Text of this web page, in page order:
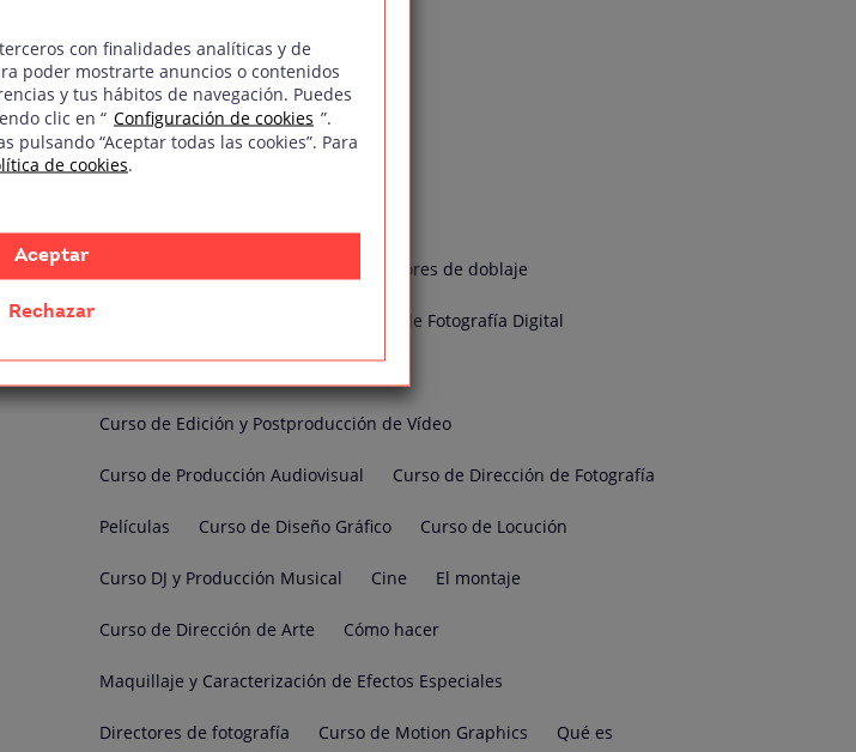
195 196 197 … 212 »
Actores de doblaje
Curso de Fotografía Digital
Curso de Edición y Postproducción de Vídeo
Curso de Producción Audiovisual Curso de Dirección de Fotografía
Películas Curso de Diseño Gráfico Curso de Locución
Curso DJ y Producción Musical Cine El montaje
Curso de Dirección de Arte Cómo hacer
Maquillaje y Caracterización de Efectos Especiales
Directores de fotografía Curso de Motion Graphics Qué es
con finalidades analíticas y de
poder mostrarte anuncios o contenidos
y tus hábitos de navegación. Puedes
clic en “ Configuración de cookies ”.
pulsando “Aceptar todas las cookies”. Para
de cookies.
Aceptar
Rechazar